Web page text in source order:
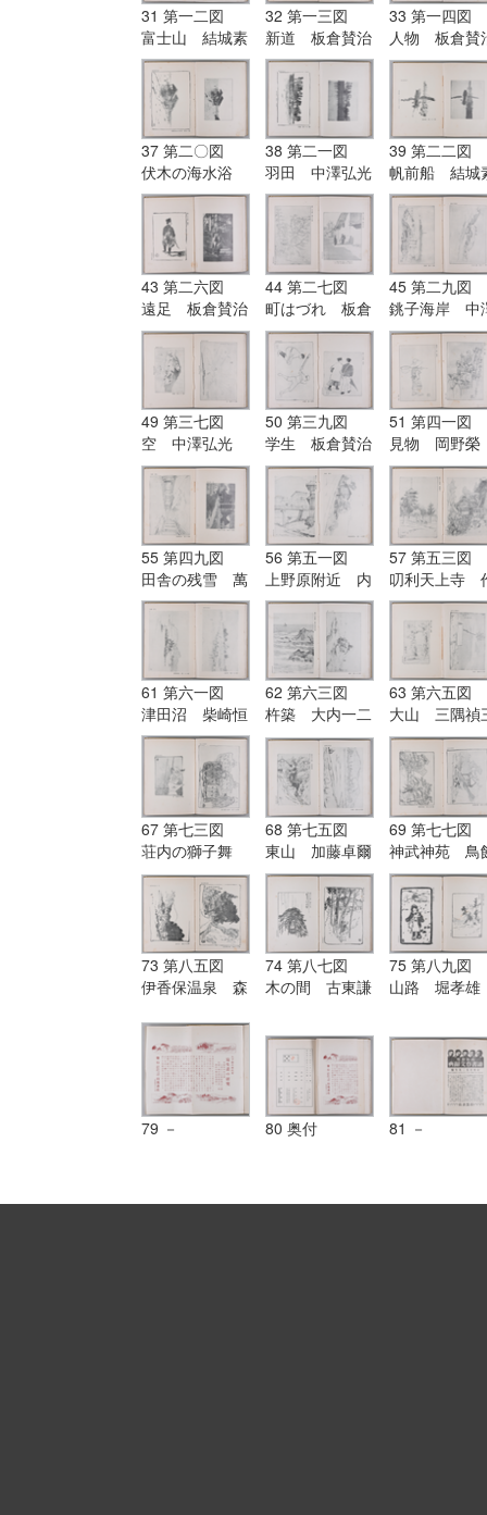
31 第一二図
富士山 結城素
明筆
32 第一三図
新道 板倉賛治
筆
33 第一四図
人物 板倉賛
筆
37 第二〇図
伏木の海水浴
場 板倉賛治筆
38 第二一図
羽田 中澤弘光
筆
39 第二二図
帆前船 結城
明筆
43 第二六図
遠足 板倉賛治
筆
44 第二七図
町はづれ 板倉
賛治筆|第二八
図 朝日の森
中澤弘光筆
45 第二九図
銚子海岸 中
弘光筆|第三〇
図 燈薹 岡
榮筆
49 第三七図
空 中澤弘光
筆|第三八図
残雪 中澤弘光
50 第三九図
学生 板倉賛治
筆|第四〇図
野球 板倉賛治
筆
51 第四一図
見物 岡野榮
筆|第四二図
児童 岡野榮
55 第四九図
田舎の残雪 萬
富三筆|第五〇
図 元箱根村
内野猛筆
56 第五一図
上野原附近 内
野猛筆|第五二
図 豊田橋 野
口峰吉筆
57 第五三図
叨利天上寺
井彌三平筆|第
五四図 興福
寺 久保田安
郎筆
61 第六一図
津田沼 柴崎恒
信筆|第六二
図 天草群島
田川豊筆
62 第六三図
杵築 大内一二
筆|第六四図
瀬戸海岸の浪
野口峰吉筆
63 第六五図
大山 三隅禎
郎筆|第六六
図 猿橋 田
春吉筆
67 第七三図
荘内の獅子舞
佐藤左内筆|第
七四図 鶏 小
糸元雄筆
68 第七五図
東山 加藤卓爾
筆|第七六図
入来温泉 佐藤
平太郎筆
69 第七七図
神武神苑 鳥
清光筆|第七八
図 岡崎公
中久木富二郎
73 第八五図
伊香保温泉 森
六図 大江山
須々木壽太郎筆
74 第八七図
木の間 古東謙
図 御行の松
大村友雄筆
75 第八九図
山路 堀孝雄
79 － 80 奥付 81 －